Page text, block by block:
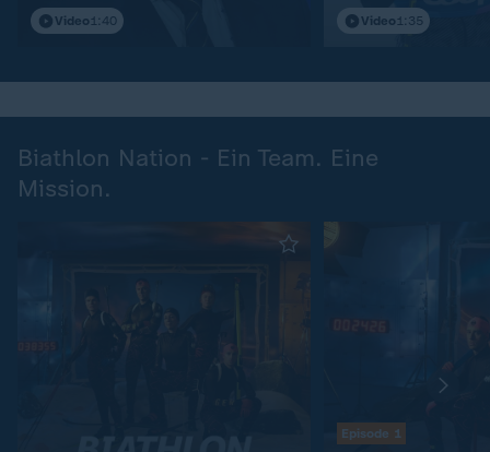
Video 1:40 Video 1:35
Biathlon Nation - Ein Team. Eine
Mission.
Episode 1